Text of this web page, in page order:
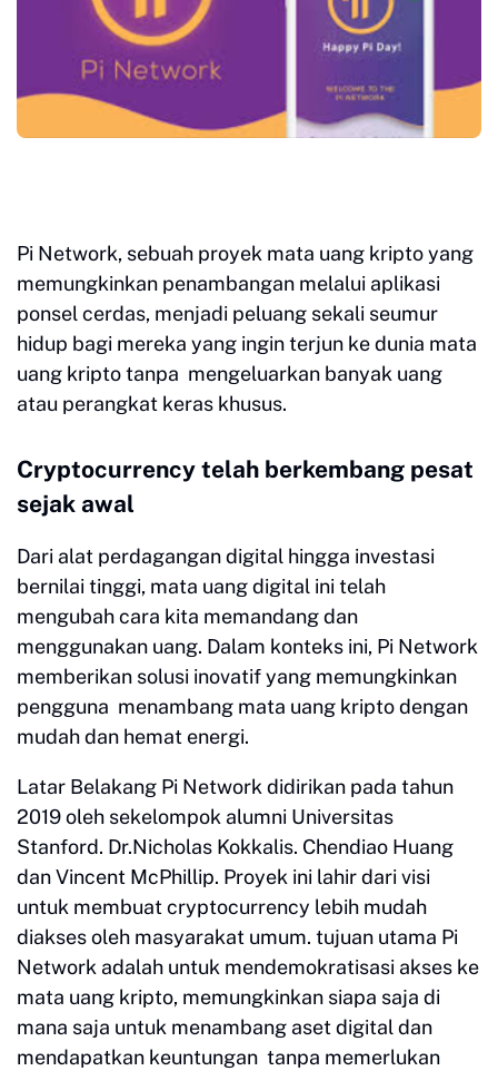
Pi Network, sebuah proyek mata uang kripto yang
memungkinkan penambangan melalui aplikasi
ponsel cerdas, menjadi peluang sekali seumur
hidup bagi mereka yang ingin terjun ke dunia mata
uang kripto tanpa mengeluarkan banyak uang
atau perangkat keras khusus.
Cryptocurrency telah berkembang pesat
sejak awal
Dari alat perdagangan digital hingga investasi
bernilai tinggi, mata uang digital ini telah
mengubah cara kita memandang dan
menggunakan uang. Dalam konteks ini, Pi Network
memberikan solusi inovatif yang memungkinkan
pengguna menambang mata uang kripto dengan
mudah dan hemat energi.
Latar Belakang Pi Network didirikan pada tahun
2019 oleh sekelompok alumni Universitas
Stanford. Dr.Nicholas Kokkalis. Chendiao Huang
dan Vincent McPhillip. Proyek ini lahir dari visi
untuk membuat cryptocurrency lebih mudah
diakses oleh masyarakat umum. tujuan utama Pi
Network adalah untuk mendemokratisasi akses ke
mata uang kripto, memungkinkan siapa saja di
mana saja untuk menambang aset digital dan
mendapatkan keuntungan tanpa memerlukan